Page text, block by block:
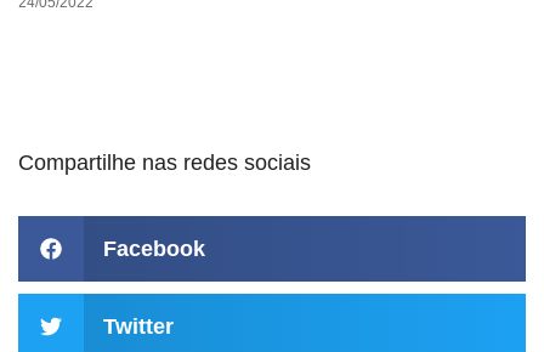
Compartilhe nas redes sociais
Facebook
Twitter